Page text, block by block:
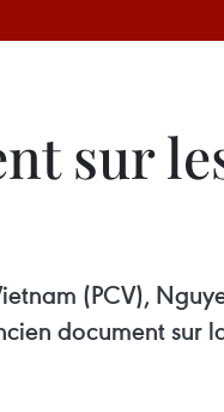
sur
(PCV),
document sur